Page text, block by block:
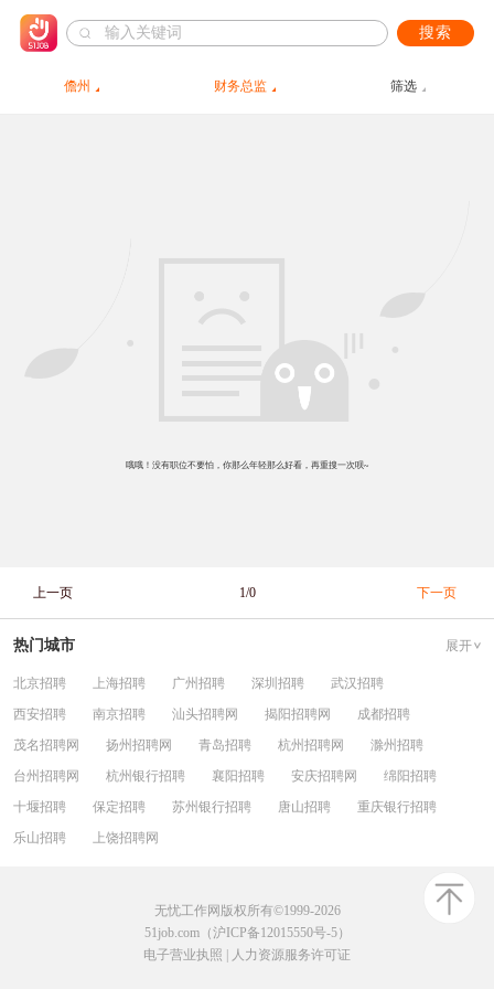
搜索
儋州 财务总监 筛选
哦哦！没有职位不要怕，你那么年轻那么好看，再重搜一次呗~
上一页 1/0 下一页
热门城市 展开
北京招聘 上海招聘 广州招聘 深圳招聘
武汉招聘
西安招聘
南京招聘 汕头招聘网 揭阳招聘网
成都招聘
茂名招聘网
扬州招聘网 青岛招聘 杭州招聘网
滁州招聘
台州招聘网
杭州银行招聘 襄阳招聘 安庆招聘网
绵阳招聘
十堰招聘
保定招聘 苏州银行招聘 唐山招聘
重庆银行招聘
乐山招聘
上饶招聘网
无忧工作网版权所有©1999-2026
51job.com（沪ICP备12015550号-5）
电子营业执照
人力资源服务许可证